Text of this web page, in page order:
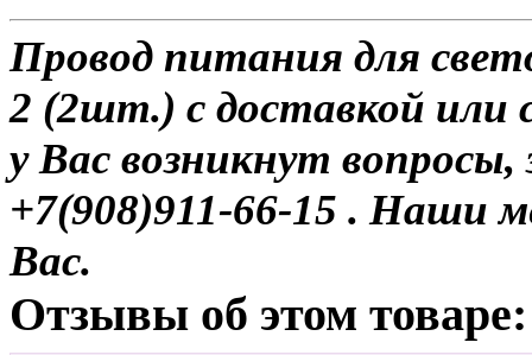
Провод питания для
2 (2шт.) с доставкой или
у Вас возникнут
+7(908)911-66-15 . Наши
Вас.
Отзывы об этом товаре: